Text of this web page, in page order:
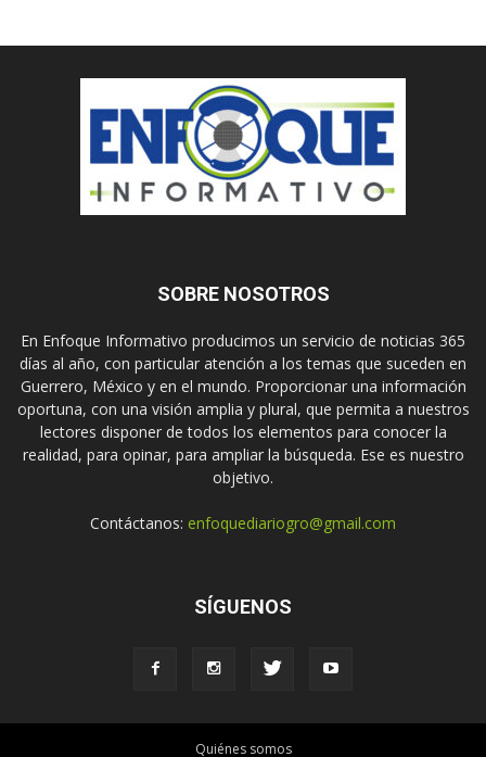
SOBRE NOSOTROS
En Enfoque Informativo producimos un servicio de noticias 365
días al año, con particular atención a los temas que suceden en
Guerrero, México y en el mundo. Proporcionar una información
oportuna, con una visión amplia y plural, que permita a nuestros
lectores disponer de todos los elementos para conocer la
realidad, para opinar, para ampliar la búsqueda. Ese es nuestro
objetivo.
Contáctanos: enfoquediariogro@gmail.com
SÍGUENOS
Quiénes somos